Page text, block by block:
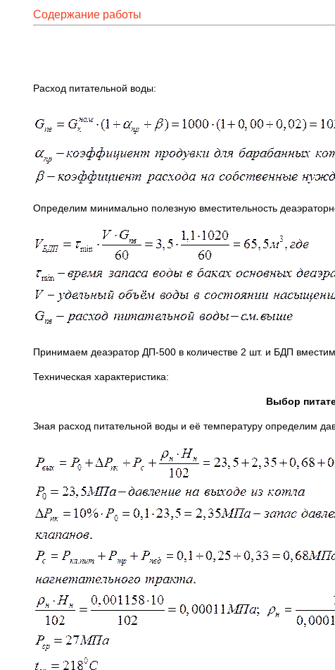
Содержание работы
Расход питательной воды:
Определим минимально полезную вместительность
Принимаем деаэратор ДП-500 в количестве 2 шт. и БДП
Техническая характеристика:
Выбор
Зная расход питательной воды и её температуру определим